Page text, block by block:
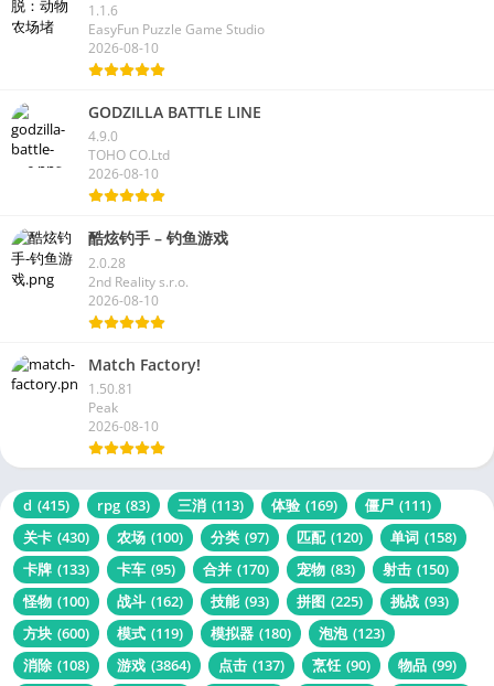
1.1.6
EasyFun Puzzle Game Studio
2026-08-10
GODZILLA BATTLE LINE
4.9.0
TOHO CO.Ltd
2026-08-10
酷炫钓手 – 钓鱼游戏
2.0.28
2nd Reality s.r.o.
2026-08-10
Match Factory!
1.50.81
Peak
2026-08-10
d (415) rpg (83) 三消 (113) 体验 (169) 僵尸 (111)
关卡 (430) 农场 (100) 分类 (97) 匹配 (120) 单词 (158)
卡牌 (133) 卡车 (95) 合并 (170) 宠物 (83) 射击 (150)
怪物 (100) 战斗 (162) 技能 (93) 拼图 (225) 挑战 (93)
方块 (600) 模式 (119) 模拟器 (180) 泡泡 (123)
消除 (108) 游戏 (3864) 点击 (137) 烹饪 (90) 物品 (99)